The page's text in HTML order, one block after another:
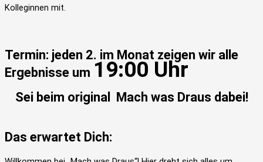
Kolleginnen mit.
Termin: jeden 2. im Monat zeigen wir alle
Ergebnisse um 19:00 Uhr
Sei beim original Mach was Draus dabei!
Das erwartet Dich: